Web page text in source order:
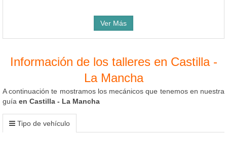
Ver Más
Información de los talleres en Castilla -
La Mancha
A continuación te mostramos los mecánicos que tenemos en nuestra
guía en Castilla - La Mancha
Tipo de vehículo